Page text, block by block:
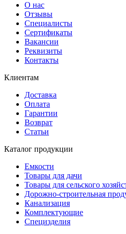
О нас
Отзывы
Специалисты
Сертификаты
Вакансии
Реквизиты
Контакты
Клиентам
Доставка
Оплата
Гарантии
Возврат
Статьи
Каталог продукции
Емкости
Товары для дачи
Товары для сельского
Дорожно-строительная
Канализация
Комплектующие
Специзделия